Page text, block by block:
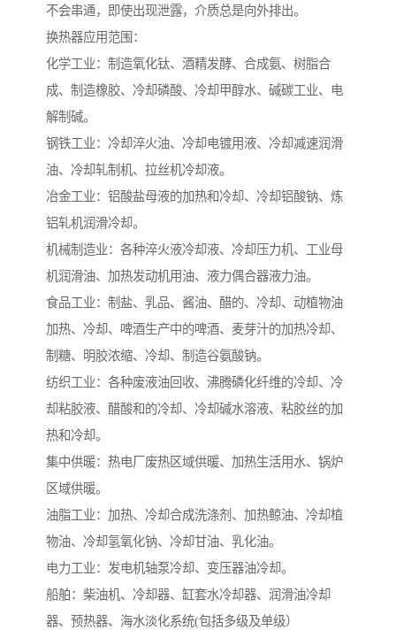
不会串通，即使出现泄露，介质总是向外排出。
换热器应用范围：
化学工业：制造氧化钛、酒精发酵、合成氨、树脂合
成、制造橡胶、冷却磷酸、冷却甲醇水、碱碳工业、电
解制碱。
钢铁工业：冷却淬火油、冷却电镀用液、冷却减速润滑
油、冷却轧制机、拉丝机冷却液。
冶金工业：铝酸盐母液的加热和冷却、冷却铝酸钠、炼
铝轧机润滑冷却。
机械制造业：各种淬火液冷却液、冷却压力机、工业母
机润滑油、加热发动机用油、液力偶合器液力油。
食品工业：制盐、乳品、酱油、醋的、冷却、动植物油
加热、冷却、啤酒生产中的啤酒、麦芽汁的加热冷却、
制糖、明胶浓缩、冷却、制造谷氨酸钠。
纺织工业：各种废液油回收、沸腾磷化纤维的冷却、冷
却粘胶液、醋酸和的冷却、冷却碱水溶液、粘胶丝的加
热和冷却。
集中供暖：热电厂废热区域供暖、加热生活用水、锅炉
区域供暖。
油脂工业：加热、冷却合成洗涤剂、加热鲸油、冷却植
物油、冷却氢氧化钠、冷却甘油、乳化油。
电力工业：发电机轴泵冷却、变压器油冷却。
船舶：柴油机、冷却器、缸套水冷却器、润滑油冷却
器、预热器、海水淡化系统(包括多级及单级）